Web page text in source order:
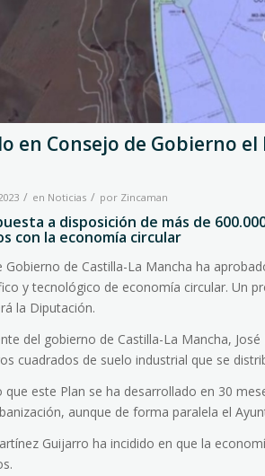
en Consejo de Gobierno
/ en Noticias / por Zincaman
a disposición de más de
con la economía circular
Gobierno de Castilla-La Mancha ha
y tecnológico de economía circular. Un
la Diputación.
del gobierno de Castilla-La Mancha,
cuadrados de suelo industrial que se
que este Plan se ha desarrollado en 30
aunque de forma paralela el
Guijarro ha incidido en que la